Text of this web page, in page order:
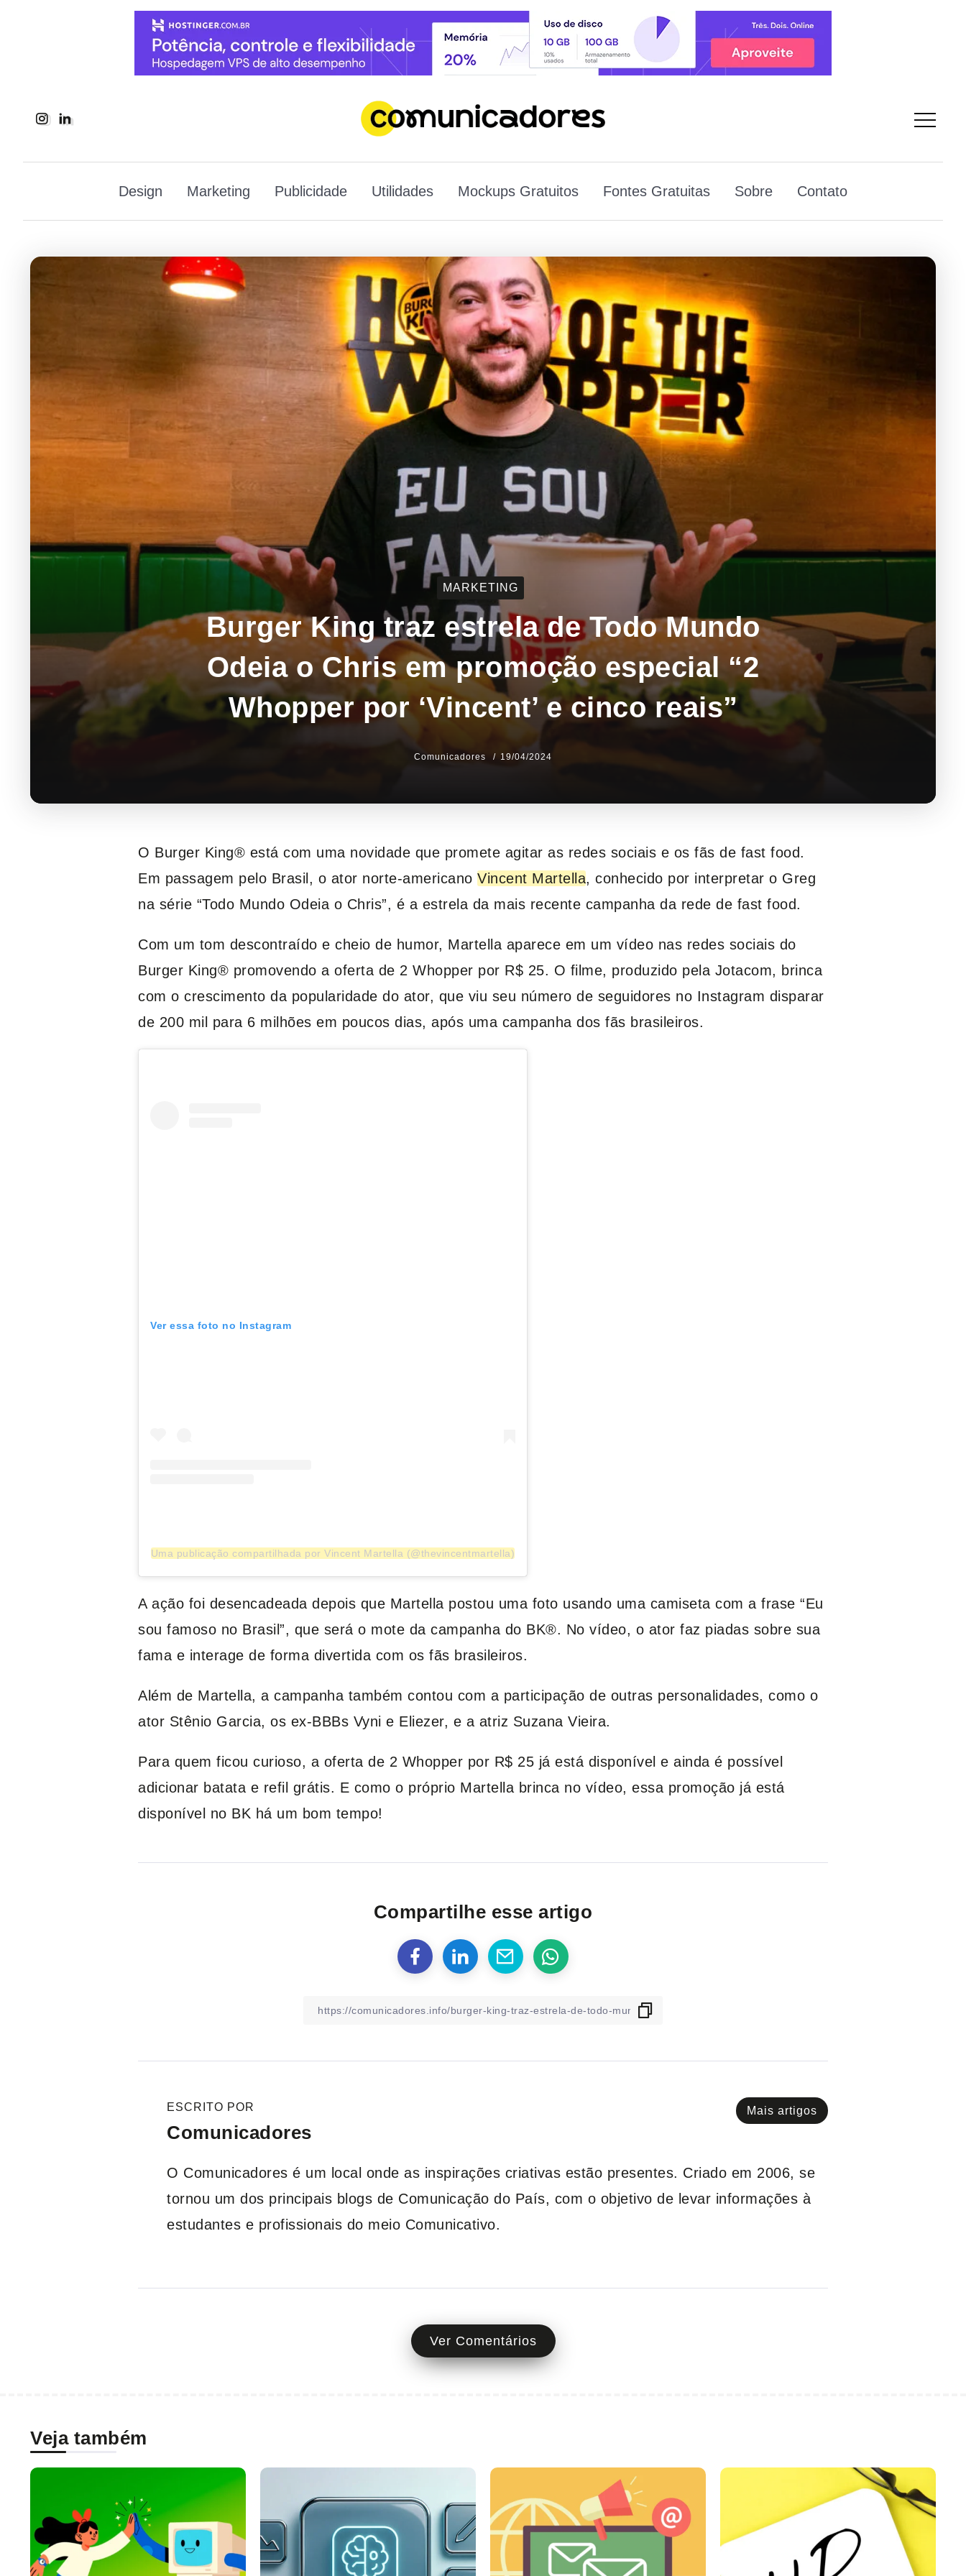
Design Marketing Publicidade Utilidades Mockups Gratuitos Fontes Gratuitas Sobre Contato
MARKETING
Burger King traz estrela de Todo Mundo
Odeia o Chris em promoção especial “2
Whopper por ‘Vincent’ e cinco reais”
Comunicadores 19/04/2024
O Burger King® está com uma novidade que promete agitar as redes sociais e os fãs de fast food.
Em passagem pelo Brasil, o ator norte-americano Vincent Martella, conhecido por interpretar o Greg
na série “Todo Mundo Odeia o Chris”, é a estrela da mais recente campanha da rede de fast food.
Com um tom descontraído e cheio de humor, Martella aparece em um vídeo nas redes sociais do
Burger King® promovendo a oferta de 2 Whopper por R$ 25. O filme, produzido pela Jotacom, brinca
com o crescimento da popularidade do ator, que viu seu número de seguidores no Instagram disparar
de 200 mil para 6 milhões em poucos dias, após uma campanha dos fãs brasileiros.
Ver essa foto no Instagram
Uma publicação compartilhada por Vincent Martella (@thevincentmartella)
A ação foi desencadeada depois que Martella postou uma foto usando uma camiseta com a frase “Eu
sou famoso no Brasil”, que será o mote da campanha do BK®. No vídeo, o ator faz piadas sobre sua
fama e interage de forma divertida com os fãs brasileiros.
Além de Martella, a campanha também contou com a participação de outras personalidades, como o
ator Stênio Garcia, os ex-BBBs Vyni e Eliezer, e a atriz Suzana Vieira.
Para quem ficou curioso, a oferta de 2 Whopper por R$ 25 já está disponível e ainda é possível
adicionar batata e refil grátis. E como o próprio Martella brinca no vídeo, essa promoção já está
disponível no BK há um bom tempo!
Compartilhe esse artigo
Mais artigos
ESCRITO POR
Comunicadores
O Comunicadores é um local onde as inspirações criativas estão presentes. Criado em 2006, se
tornou um dos principais blogs de Comunicação do País, com o objetivo de levar informações à
estudantes e profissionais do meio Comunicativo.
Ver Comentários
Veja também